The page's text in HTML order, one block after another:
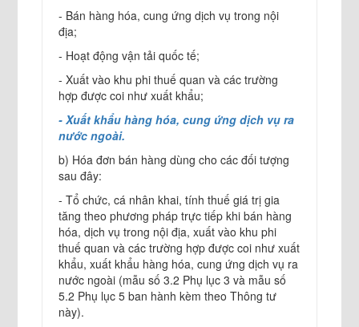
- Bán hàng hóa, cung ứng dịch vụ trong nội
địa;
- Hoạt động vận tải quốc tế;
- Xuất vào khu phi thuế quan và các trường
hợp được coi như xuất khẩu;
- Xuất khẩu hàng hóa, cung ứng dịch vụ ra
nước ngoài.
b) Hóa đơn bán hàng dùng cho các đối tượng
sau đây:
- Tổ chức, cá nhân khai, tính thuế giá trị gia
tăng theo phương pháp trực tiếp khi bán hàng
hóa, dịch vụ trong nội địa, xuất vào khu phi
thuế quan và các trường hợp được coi như xuất
khẩu, xuất khẩu hàng hóa, cung ứng dịch vụ ra
nước ngoài (mẫu số 3.2 Phụ lục 3 và mẫu số
5.2 Phụ lục 5 ban hành kèm theo Thông tư
này).